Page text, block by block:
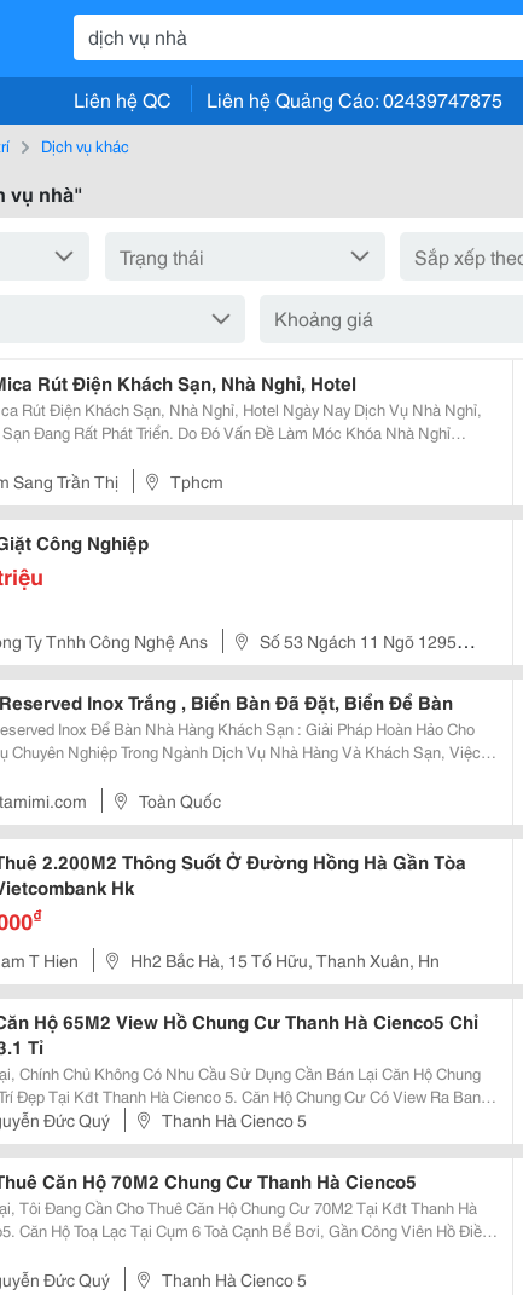
Liên hệ QC Liên hệ Quảng Cáo: 02439747875
Dịch vụ khác
vụ nhà"
Khoảng giá
Rút Điện Khách Sạn, Nhà Nghỉ, Hotel
Điện Khách Sạn, Nhà Nghỉ, Hotel Ngày Nay Dịch Vụ Nhà Nghỉ,
Đang Rất Phát Triển. Do Đó Vấn Đề Làm Móc Khóa Nhà Nghỉ
Chuyên Gia Làm Móc...
Sang Trần Thị Tphcm
Công Nghiệp
Ty Tnhh Công Nghệ Ans
Số 53 Ngách 11 Ngõ 1295
Giải Phóng, P Thịnh Liệt, Q Hoàng Mai, Tp Hà Nội
Inox Trắng , Biển Bàn Đã Đặt, Biển Để Bàn
Inox Để Bàn Nhà Hàng Khách Sạn : Giải Pháp Hoàn Hảo Cho
Trong Ngành Dịch Vụ Nhà Hàng Và Khách Sạn, Việc
Bàn Nhà Hàng Khách Sạn Không...
Toàn Quốc
2.200M2 Thông Suốt Ở Đường Hồng Hà Gần Tòa
Hk
₫
T Hien Hh2 Bắc Hà, 15 Tố Hữu, Thanh Xuân, Hn
Hộ 65M2 View Hồ Chung Cư Thanh Hà Cienco5 Chỉ
Tỉ
Chính Chủ Không Có Nhu Cầu Sử Dụng Cần Bán Lại Căn Hộ Chung
Đẹp Tại Kđt Thanh Hà Cienco 5. Căn Hộ Chung Cư Có View Ra Ban
Điều Hoà, Là Cụm Nhiều Tiện Ích, Dịch Vụ Nhất, Chỉ Các Hồ Điều Hoà
Chân, Gần Sân Bóng, Bể...
Đức Quý Thanh Hà Cienco 5
Căn Hộ 70M2 Chung Cư Thanh Hà Cienco5
Tôi Đang Cần Cho Thuê Căn Hộ Chung Cư 70M2 Tại Kđt Thanh Hà
Căn Hộ Toạ Lạc Tại Cụm 6 Toà Cạnh Bể Bơi, Gần Công Viên Hồ Điều
2 &Ndash; Thiết Kế:...
Đức Quý Thanh Hà Cienco 5